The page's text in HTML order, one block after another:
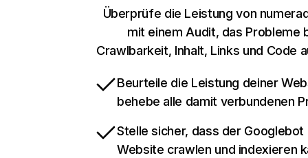
Überprüfe die Leistung von
mit einem Audit, das Probleme
Crawlbarkeit, Inhalt, Links und Code
Beurteile die Leistung deiner
behebe alle damit verbundenen
Stelle sicher, dass der Googlebot
Website crawlen und indexieren